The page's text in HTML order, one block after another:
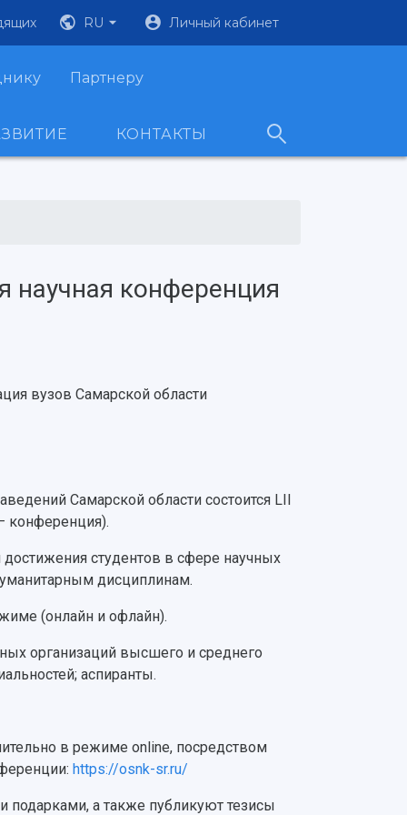
RU Личный кабинет
Партнеру
КОНТАКТЫ
научная конференция
вузов Самарской области
Самарской области состоится LII
конференция).
студентов в сфере научных
дисциплинам.
(онлайн и офлайн).
организаций высшего и среднего
аспиранты.
в режиме online, посредством
https://osnk-sr.ru/
а также публикуют тезисы